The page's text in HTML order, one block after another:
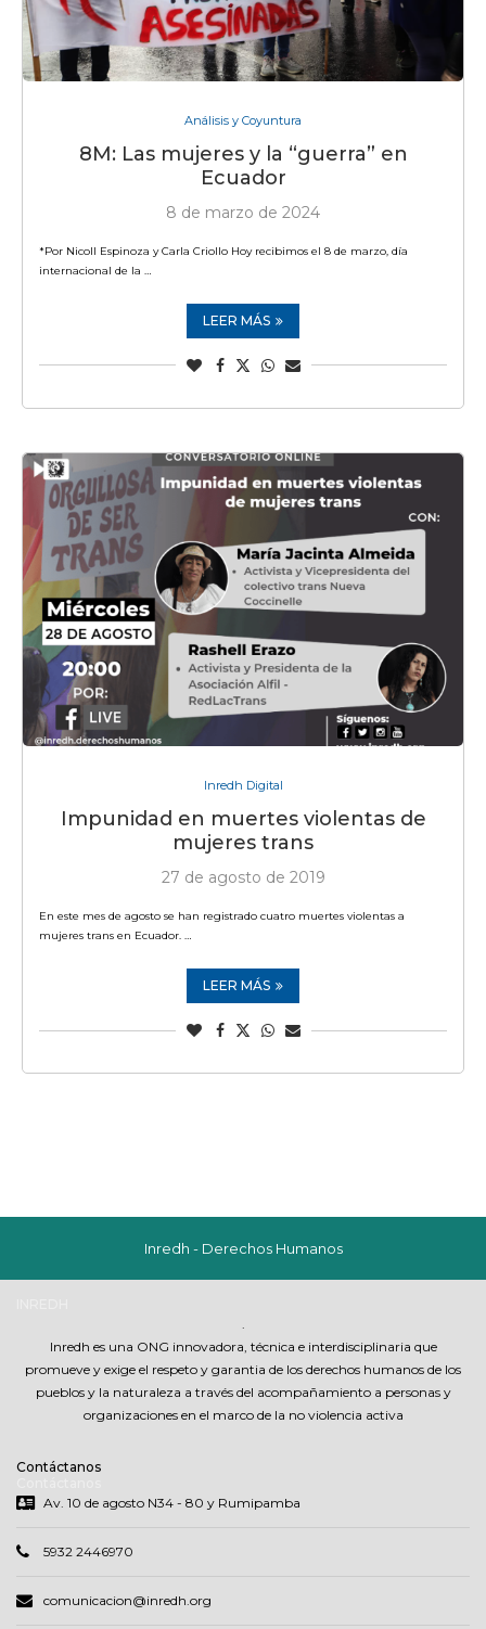
Análisis y Coyuntura
8M: Las mujeres y la “guerra” en
Ecuador
8 de marzo de 2024
*Por Nicoll Espinoza y Carla Criollo Hoy recibimos el 8 de marzo, día
internacional de la …
LEER MÁS
Inredh Digital
Impunidad en muertes violentas de
mujeres trans
27 de agosto de 2019
En este mes de agosto se han registrado cuatro muertes violentas a
mujeres trans en Ecuador. …
LEER MÁS
Inredh - Derechos Humanos
.
Inredh es una ONG innovadora, técnica e interdisciplinaria que
promueve y exige el respeto y garantia de los derechos humanos de los
pueblos y la naturaleza a través del acompañamiento a personas y
organizaciones en el marco de la no violencia activa
Contáctanos
Av. 10 de agosto N34 - 80 y Rumipamba
5932 2446970
comunicacion@inredh.org